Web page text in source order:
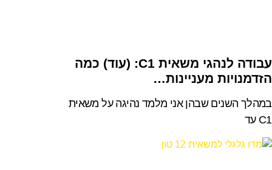
עבודה לנהגי משאית C1: (עוד) כמה
הזדמנויות מעניינות…
במהלך השנים שבהן אני מלמד נהיגה על משאית
C1 עד